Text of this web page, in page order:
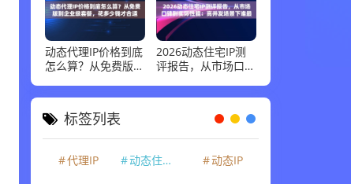
动态代理IP价格到底
怎么算？从免费版到
钱才合适
2026动态住宅IP测
评报告，从市场口碑
场景下谁最稳
标签列表
代理IP 动态住宅IP
动态IP